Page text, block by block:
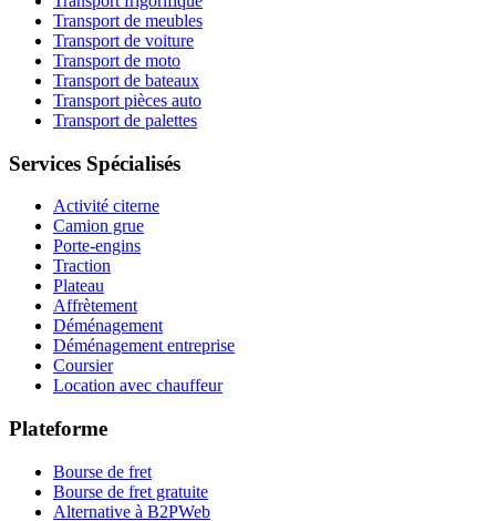
Transport de meubles
Transport de voiture
Transport de moto
Transport de bateaux
Transport pièces auto
Transport de palettes
Services Spécialisés
Activité citerne
Camion grue
Porte-engins
Traction
Plateau
Affrètement
Déménagement
Déménagement entreprise
Coursier
Location avec chauffeur
Plateforme
Bourse de fret
Bourse de fret gratuite
Alternative à B2PWeb